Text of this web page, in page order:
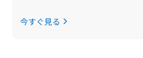
今すぐ見る